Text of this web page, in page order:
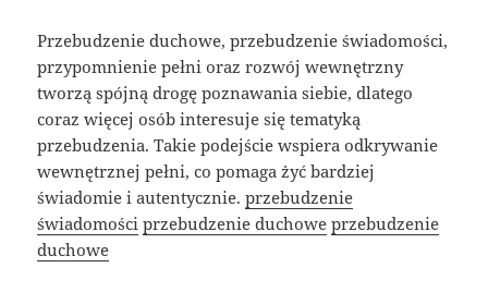
Przebudzenie duchowe, przebudzenie świadomości,
przypomnienie pełni oraz rozwój wewnętrzny
tworzą spójną drogę poznawania siebie, dlatego
coraz więcej osób interesuje się tematyką
przebudzenia. Takie podejście wspiera odkrywanie
wewnętrznej pełni, co pomaga żyć bardziej
świadomie i autentycznie.przebudzenie
świadomości przebudzenie duchowe przebudzenie
duchowe